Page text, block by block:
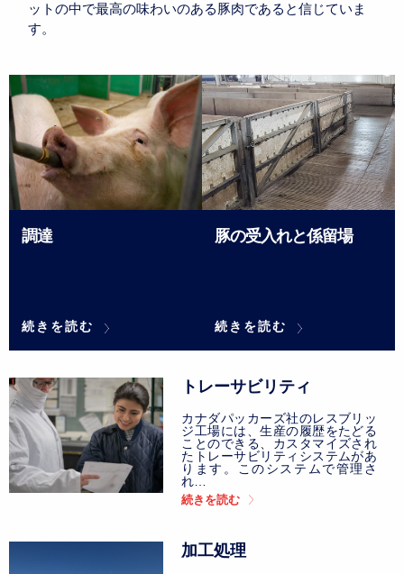
ットの中で最高の味わいのある豚肉であると信じていま
す。
調達
続きを読む
調
豚の受入れと係留場
続きを読む
豚
受
と
留
場
トレーサビリティ
カナダパッカーズ社のレスブリッ
ジ工場には、生産の履歴をたどる
ことのできる、カスタマイズされ
たトレーサビリティシステムがあ
ります。このシステムで管理さ
れ…
続きを読む
加工処理